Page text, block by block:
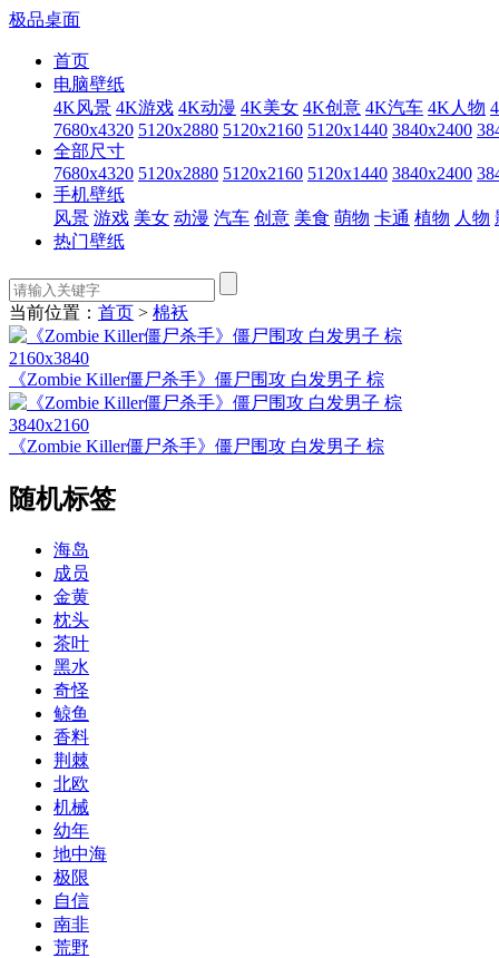
极品桌面
首页
电脑壁纸
4K风景 4K游戏 4K动漫 4K美女 4K创意 4K汽车 4K人物
7680x4320 5120x2880 5120x2160 5120x1440 3840x2400
全部尺寸
7680x4320 5120x2880 5120x2160 5120x1440 3840x2400
手机壁纸
风景 游戏 美女 动漫 汽车 创意 美食 萌物 卡通 植物 人物
热门壁纸
当前位置： 首页 > 棉袄
2160x3840
《Zombie Killer僵尸杀手》僵尸围攻 白发男子 棕
3840x2160
《Zombie Killer僵尸杀手》僵尸围攻 白发男子 棕
随机标签
海岛
成员
金黄
枕头
茶叶
黑水
奇怪
鲸鱼
香料
荆棘
北欧
机械
幼年
地中海
极限
自信
南非
荒野